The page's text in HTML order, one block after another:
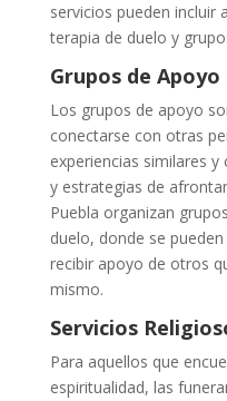
servicios pueden incluir
terapia de duelo y
Grupos de Apoyo
Los grupos de apoyo
conectarse con otras
experiencias similares
y estrategias de
Puebla organizan
duelo, donde se
recibir apoyo de otros
mismo.
Servicios
Para aquellos que
espiritualidad, las